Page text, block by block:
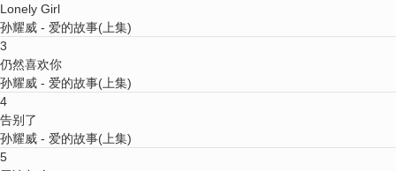
02.Lonely Girl
03.仍然喜欢你
04.告别了
05.无论怎么
06.一人一半
Lonely Girl
孙耀威 - 爱的故事(上集)
3
仍然喜欢你
孙耀威 - 爱的故事(上集)
4
告别了
孙耀威 - 爱的故事(上集)
5